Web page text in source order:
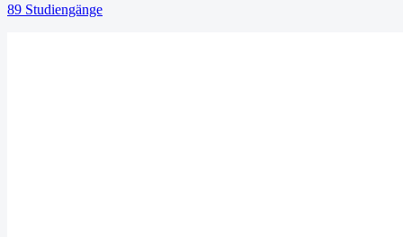
89 Studiengänge